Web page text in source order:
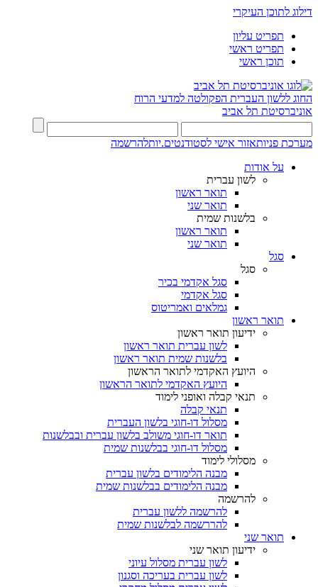
דילוג לתוכן העיקרי
תפריט עליון
תפריט ראשי
תוכן ראשי
החוג ללשון העברית הפקולטה למדעי הרוח
אוניברסיטת תל אביב
מערכת פניותאזור אישי לסטודנטים.יותלהרשמה
על אודות
לשון עברית
תואר ראשון
תואר שני
בלשנות שמית
תואר ראשון
תואר שני
סגל
סגל
סגל אקדמי בכיר
סגל אקדמי
גמלאים ואמריטוס
תואר ראשון
ידיעון תואר ראשון
לשון עברית תואר ראשון
בלשנות שמית תואר ראשון
היועץ האקדמי לתואר הראשון
היועץ האקדמי לתואר הראשון
תנאי קבלה ואופני לימוד
תנאי קבלה
מסלול דו-חוגי בלשון העברית
תואר דו-חוגי משולב בלשון עברית ובבלשנות
מסלול דו-חוגי בבלשנות שמית
מסלולי לימוד
מבנה הלימודים בלשון עברית
מבנה הלימודים בבלשנות שמית
להרשמה
להרשמה ללשון עברית
להררשמה לבלשנות שמית
תואר שני
ידיעון תואר שני
לשון עברית מסלול עיוני
לשון עברית בעריכה וסגנון